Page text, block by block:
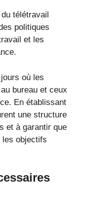
télétravail
politiques
et les
où les
bureau et ceux
En établissant
une structure
et à garantir que
les objectifs